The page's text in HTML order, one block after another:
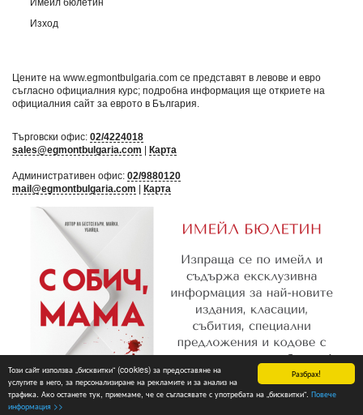
Разбрах!
Този сайт използва „бисквитки“ (cookies) за предоставяне на
услугите в него, за персонализиране на рекламите и за анализ на
трафика. Ако останете тук, приемаме, че се съгласявате с употребата на „бисквитки“. Повече
информация >>
Имейл бюлетин
Изход
Цените на www.egmontbulgaria.com се представят в левове и евро
съгласно официалния курс; подробна информация ще откриете на
официалния сайт за еврото в България
Търговски офис: 02/4224018
sales@egmontbulgaria.com
Карта
Административен офис: 02/9880120
mail@egmontbulgaria.com
Карта